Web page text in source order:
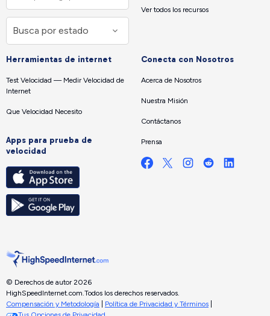
Ver todos los recursos
Herramientas de internet
Test Velocidad — Medir Velocidad de
Internet
Que Velocidad Necesito
Apps para prueba de
velocidad
Conecta con Nosotros
Acerca de Nosotros
Nuestra Misión
Contáctanos
Prensa
© Derechos de autor 2026
HighSpeedInternet.com. Todos los derechos reservados.
Compensación y Metodología
Política de Privacidad y Términos